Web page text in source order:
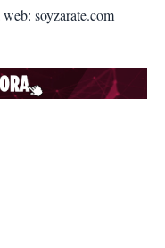
soyzarate.com